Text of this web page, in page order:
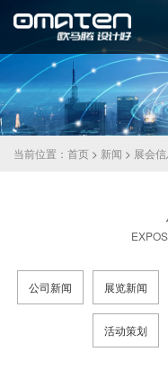
当前位置： 首页 > 新闻 > 展会信
公司新闻 展览新闻
活动策划